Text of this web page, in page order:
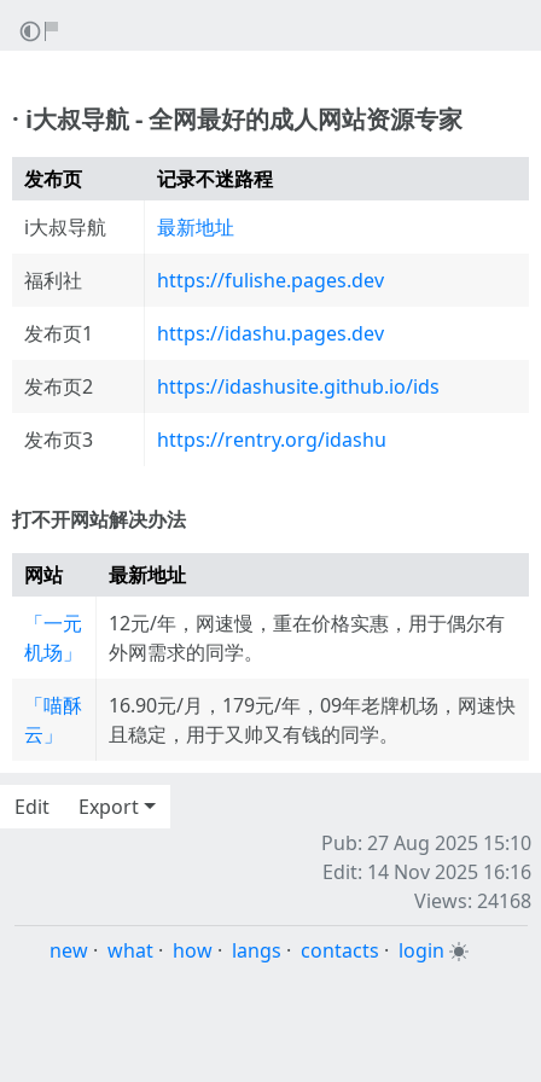
· i大叔导航 - 全网最好的成人网站资源专家
发布页
记录不迷路程
i大叔导航
最新地址
福利社
https://fulishe.pages.dev
发布页1
https://idashu.pages.dev
发布页2
https://idashusite.github.io/ids
发布页3
https://rentry.org/idashu
打不开网站解决办法
网站
最新地址
「一元
机场」
12元/年，网速慢，重在价格实惠，用于偶尔有
外网需求的同学。
「喵酥
云」
16.90元/月，179元/年，09年老牌机场，网速快
且稳定，用于又帅又有钱的同学。
Edit
Export
Pub: 27 Aug 2025 15:10
Edit: 14 Nov 2025 16:16
Views: 24168
new · what · how · langs · contacts · login